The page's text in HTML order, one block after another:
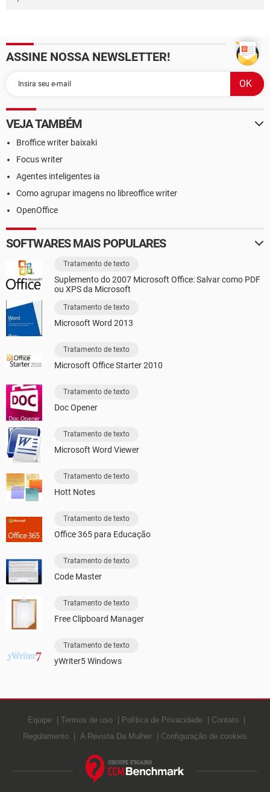
ASSINE NOSSA NEWSLETTER!
VEJA TAMBÉM
Broffice writer baixaki
Focus writer
Agentes inteligentes ia
Como agrupar imagens no libreoffice writer
OpenOffice
SOFTWARES MAIS POPULARES
Tratamento de texto
Suplemento do 2007 Microsoft Office: Salvar como PDF
ou XPS da Microsoft
Tratamento de texto
Microsoft Word 2013
Tratamento de texto
Microsoft Office Starter 2010
Tratamento de texto
Doc Opener
Tratamento de texto
Microsoft Word Viewer
Tratamento de texto
Hott Notes
Tratamento de texto
Office 365 para Educação
Tratamento de texto
Code Master
Tratamento de texto
Free Clipboard Manager
Tratamento de texto
yWriter5 Windows
Equipe Termos de uso Política de Privacidade
Contato
Regulamento
A Revista Da Mulher Configuração de cookies